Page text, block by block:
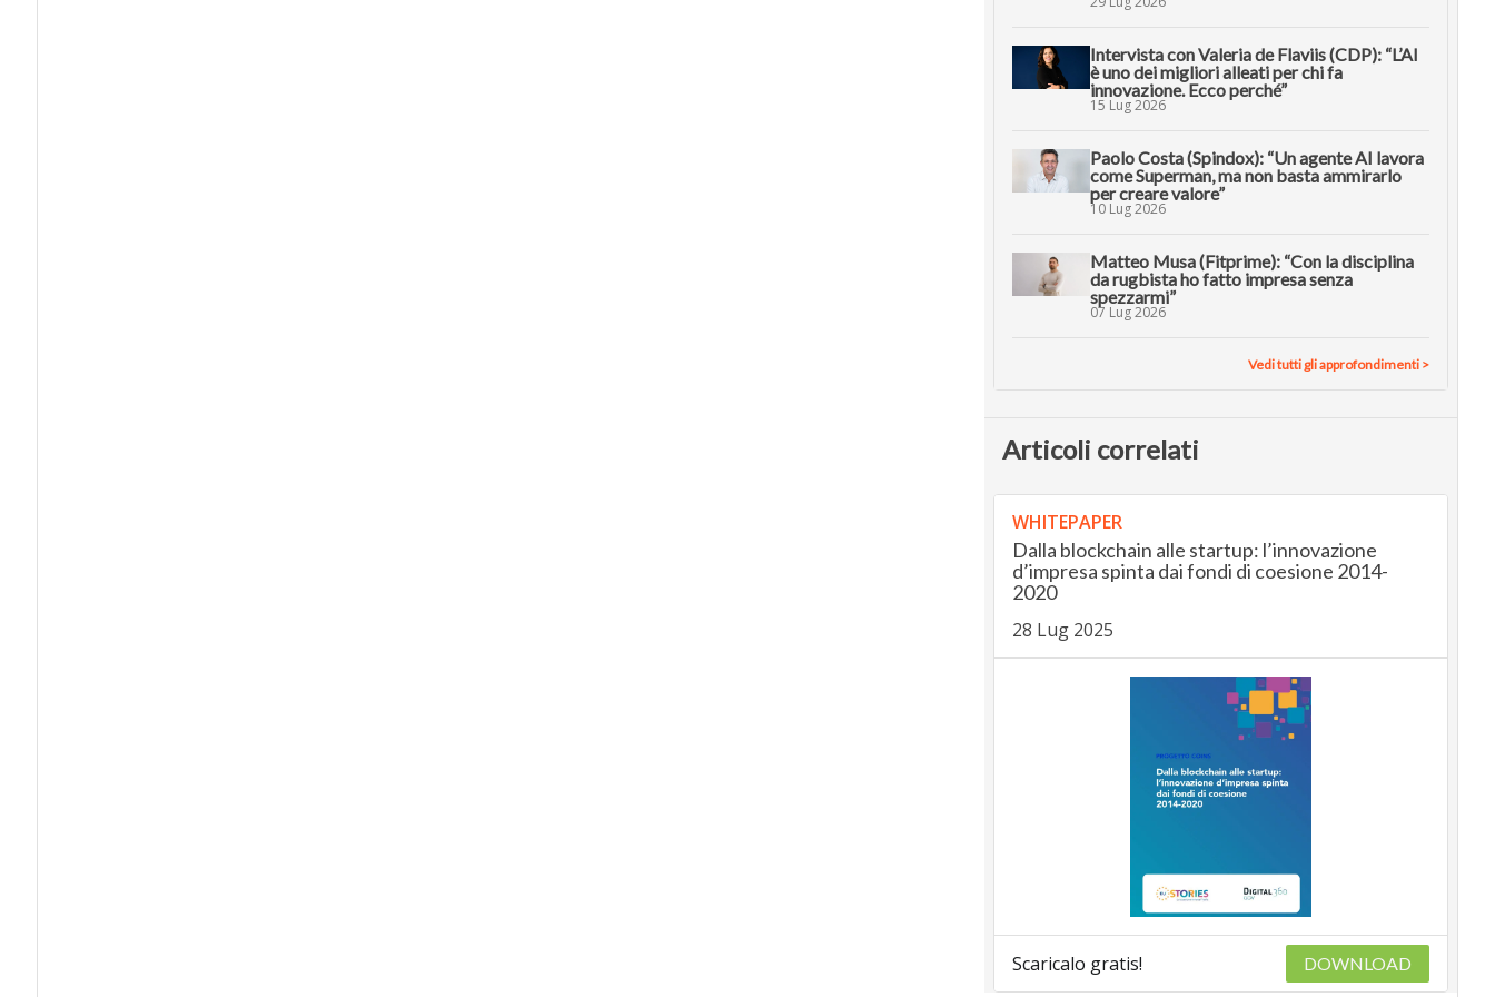
Intervista con Valeria de Flaviis (CDP): “L’AI
è uno dei migliori alleati per chi fa
innovazione. Ecco perché”
15 Lug 2026
Paolo Costa (Spindox): “Un agente AI lavora
come Superman, ma non basta ammirarlo
per creare valore”
10 Lug 2026
Matteo Musa (Fitprime): “Con la disciplina
da rugbista ho fatto impresa senza
spezzarmi”
07 Lug 2026
Vedi tutti gli approfondimenti >
Articoli correlati
WHITEPAPER
Dalla blockchain alle startup: l’innovazione
d’impresa spinta dai fondi di coesione 2014-
2020
28 Lug 2025
Scaricalo gratis! DOWNLOAD